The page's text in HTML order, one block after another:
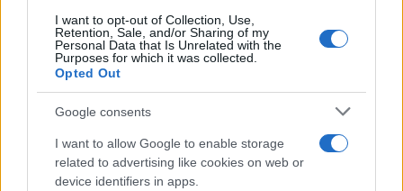
I want to opt-out of Collection, Use,
Retention, Sale, and/or Sharing of my
Personal Data that Is Unrelated with the
Purposes for which it was collected.
Opted Out
Google consents
I want to allow Google to enable storage
related to advertising like cookies on web or
device identifiers in apps.
πλεονεκτήματα
που έχουν κάνει τα μοντέλα της
οικογένειας τόσο διάσημα και φιλικά προς τον
χρήστη.